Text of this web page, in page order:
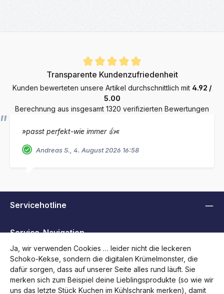
Durchschnittliche Bewertung von 4.9 von 5 Sternen
Transparente Kundenzufriedenheit
Kunden bewerteten unsere Artikel durchschnittlich mit 4.92 /
5.00
Berechnung aus insgesamt 1320 verifizierten Bewertungen
»passt perfekt-wie immer 👍«
Andreas S., 4. August 2026 16:58
Servicehotline
Service-Navigation
Informationen
B2B, Händler und Behörden
Ja, wir verwenden Cookies … leider nicht die leckeren
Schoko-Kekse, sondern die digitalen Krümelmonster, die
dafür sorgen, dass auf unserer Seite alles rund läuft. Sie
merken sich zum Beispiel deine Lieblingsprodukte (so wie wir
uns das letzte Stück Kuchen im Kühlschrank merken), damit